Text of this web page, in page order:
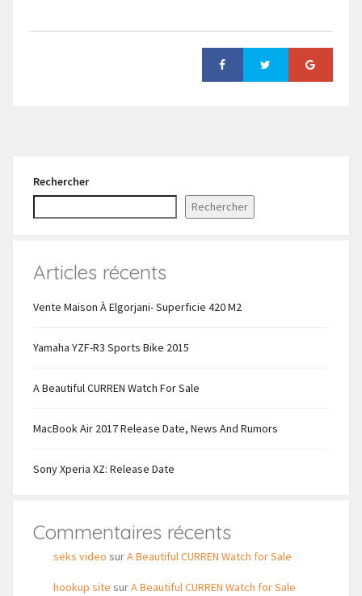
Rechercher
Rechercher
Articles récents
Vente Maison À Elgorjani- Superficie 420 M2
Yamaha YZF-R3 Sports Bike 2015
A Beautiful CURREN Watch For Sale
MacBook Air 2017 Release Date, News And Rumors
Sony Xperia XZ: Release Date
Commentaires récents
seks video surA Beautiful CURREN Watch for Sale
hookup site surA Beautiful CURREN Watch for Sale